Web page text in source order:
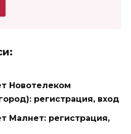
Новотелеком
регистрация, вход
Малнет: регистрация,